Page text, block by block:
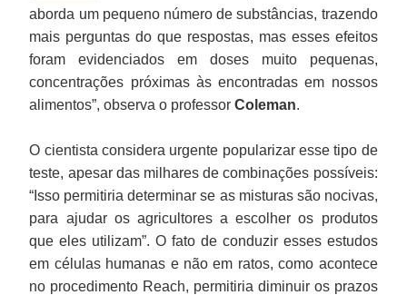
aborda um pequeno número de substâncias, trazendo
mais perguntas do que respostas, mas esses efeitos
foram evidenciados em doses muito pequenas,
concentrações próximas às encontradas em nossos
alimentos”, observa o professorColeman.
O cientista considera urgente popularizar esse tipo de
teste, apesar das milhares de combinações possíveis:
“Isso permitiria determinar se as misturas são nocivas,
para ajudar os agricultores a escolher os produtos
que eles utilizam”. O fato de conduzir esses estudos
em células humanas e não em ratos, como acontece
no procedimento Reach, permitiria diminuir os prazos